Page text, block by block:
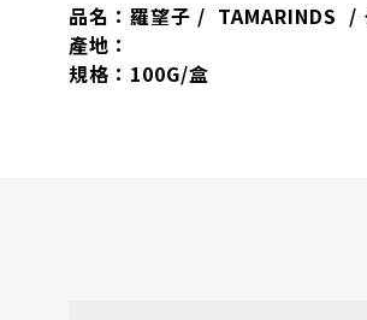
品名：羅望子 / TAMARINDS /
產地：
規格：100G/盒